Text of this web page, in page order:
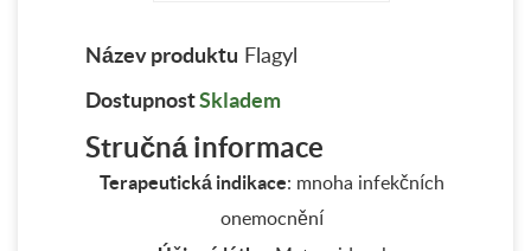
Název produktu Flagyl
DostupnostSkladem
Stručná informace
Terapeutická indikace: mnoha infekčních
onemocnění